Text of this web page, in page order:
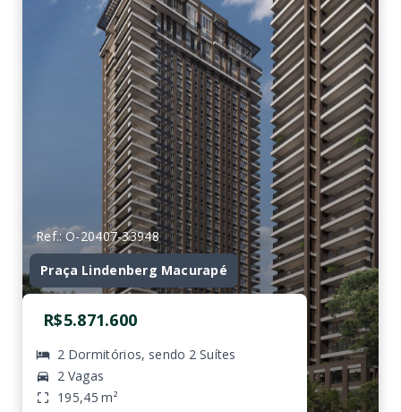
Ref.: O-20407-33948
Praça Lindenberg Macurapé
R$5.871.600
2 Dormitórios, sendo 2 Suítes
2 Vagas
195,45 m²